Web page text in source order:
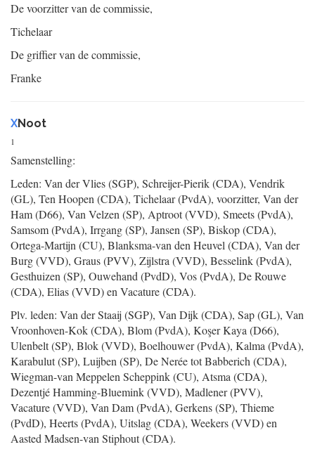
De voorzitter van de commissie,
Tichelaar
De griffier van de commissie,
Franke
XNoot
1
Samenstelling:
Leden: Van der Vlies (SGP), Schreijer-Pierik (CDA), Vendrik
(GL), Ten Hoopen (CDA), Tichelaar (PvdA), voorzitter, Van der
Ham (D66), Van Velzen (SP), Aptroot (VVD), Smeets (PvdA),
Samsom (PvdA), Irrgang (SP), Jansen (SP), Biskop (CDA),
Ortega-Martijn (CU), Blanksma-van den Heuvel (CDA), Van der
Burg (VVD), Graus (PVV), Zijlstra (VVD), Besselink (PvdA),
Gesthuizen (SP), Ouwehand (PvdD), Vos (PvdA), De Rouwe
(CDA), Elias (VVD) en Vacature (CDA).
Plv. leden: Van der Staaij (SGP), Van Dijk (CDA), Sap (GL), Van
Vroonhoven-Kok (CDA), Blom (PvdA), Koşer Kaya (D66),
Ulenbelt (SP), Blok (VVD), Boelhouwer (PvdA), Kalma (PvdA),
Karabulut (SP), Luijben (SP), De Nerée tot Babberich (CDA),
Wiegman-van Meppelen Scheppink (CU), Atsma (CDA),
Dezentjé Hamming-Bluemink (VVD), Madlener (PVV),
Vacature (VVD), Van Dam (PvdA), Gerkens (SP), Thieme
(PvdD), Heerts (PvdA), Uitslag (CDA), Weekers (VVD) en
Aasted Madsen-van Stiphout (CDA).